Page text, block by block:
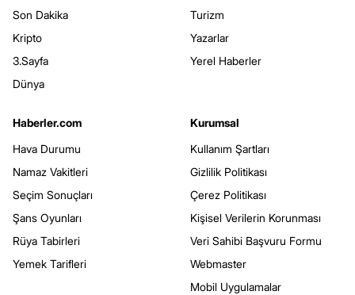
Son Dakika
Kripto
3.Sayfa
Dünya
Turizm
Yazarlar
Yerel Haberler
Haberler.com
Hava Durumu
Namaz Vakitleri
Seçim Sonuçları
Şans Oyunları
Rüya Tabirleri
Yemek Tarifleri
Kurumsal
Kullanım Şartları
Gizlilik Politikası
Çerez Politikası
Kişisel Verilerin Korunması
Veri Sahibi Başvuru Formu
Webmaster
Mobil Uygulamalar